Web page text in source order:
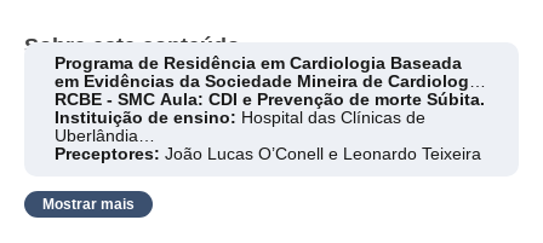
Sobre este conteúdo
Programa de Residência em Cardiologia Baseada
em Evidências da Sociedade Mineira de Cardiologia
RCBE - SMC Aula: CDI e Prevenção de morte Súbita.
Instituição de ensino: Hospital das Clínicas de
Uberlândia
Preceptores: João Lucas O’Conell e Leonardo Teixeira
Mostrar mais